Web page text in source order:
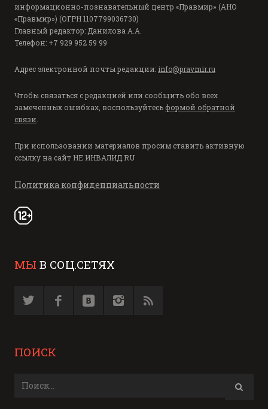
информационно-познавательный центр «Правмир» (АНО
«Правмир») (ОГРН 1107799036730)
Главный редактор: Данилова А.А.
Телефон: +7 929 952 59 99
Адрес электронной почты редакции: info@pravmir.ru
Чтобы связаться с редакцией или сообщить обо всех
замеченных ошибках, воспользуйтесь формой обратной
связи
При использовании материалов просим ставить активную
ссылку на сайт НЕ ИНВАЛИД.RU
Политика конфиденциальности
МЫ В СОЦ.СЕТЯХ
ПОИСК